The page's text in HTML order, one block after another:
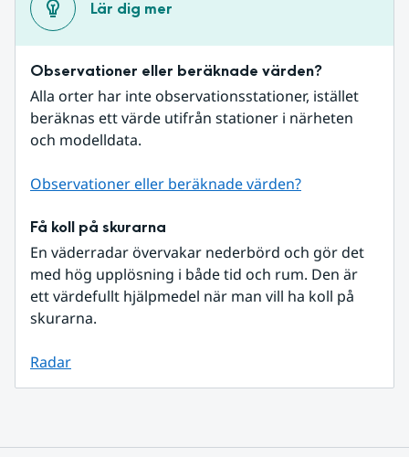
Lär dig mer
Observationer eller beräknade värden?
Alla orter har inte observationsstationer, istället
beräknas ett värde utifrån stationer i närheten
och modelldata.
Observationer eller beräknade värden?
Få koll på skurarna
En väderradar övervakar nederbörd och gör det
med hög upplösning i både tid och rum. Den är
ett värdefullt hjälpmedel när man vill ha koll på
skurarna.
Radar